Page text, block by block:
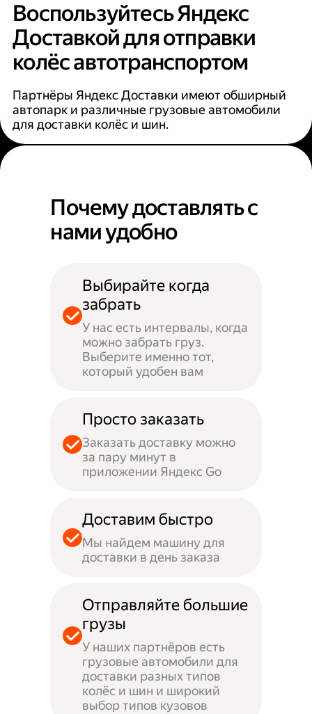
Воспользуйтесь Яндекс
Доставкой для отправки
колёс автотранспортом
Партнёры Яндекс Доставки имеют обширный
автопарк и различные грузовые автомобили
для доставки колёс и шин.
Почему доставлять с
нами удобно
Выбирайте когда
забрать
У нас есть интервалы, когда
можно забрать груз.
Выберите именно тот,
который удобен вам
Просто заказать
Заказать доставку можно
за пару минут в
приложении Яндекс Go
Доставим быстро
Мы найдем машину для
доставки в день заказа
Отправляйте большие
грузы
У наших партнёров есть
грузовые автомобили для
доставки разных типов
колёс и шин и широкий
выбор типов кузовов